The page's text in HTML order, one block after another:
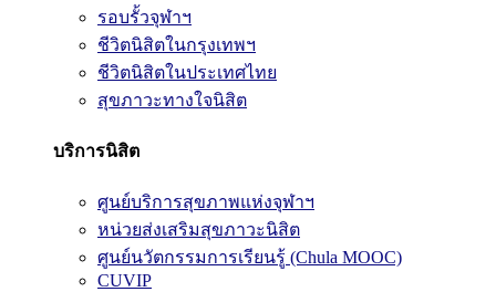
รอบรั้วจุฬาฯ
ชีวิตนิสิตในกรุงเทพฯ
ชีวิตนิสิตในประเทศไทย
สุขภาวะทางใจนิสิต
บริการนิสิต
ศูนย์บริการสุขภาพแห่งจุฬาฯ
หน่วยส่งเสริมสุขภาวะนิสิต
ศูนย์นวัตกรรมการเรียนรู้ (Chula MOOC)
CUVIP